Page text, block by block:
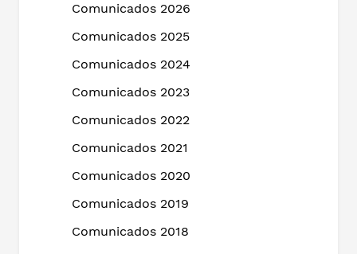
Comunicados 2026
Comunicados 2025
Comunicados 2024
Comunicados 2023
Comunicados 2022
Comunicados 2021
Comunicados 2020
Comunicados 2019
Comunicados 2018